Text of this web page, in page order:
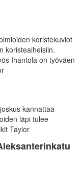
koristekuviot
koristeaiheisiin.
Ihantola on työväen
kannattaa
läpi tulee
Taylor